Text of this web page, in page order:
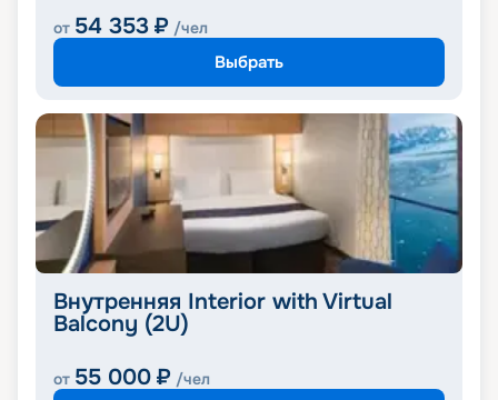
от 54 353 ₽ /чел
Выбрать
Внутренняя Interior with Virtual
Balcony (2U)
от 55 000 ₽ /чел